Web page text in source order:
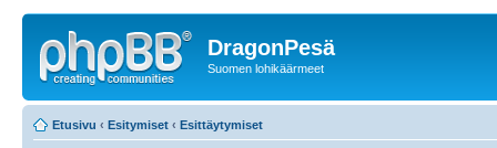
DragonPesä
Suomen lohikäärmeet
Etusivu ‹ Esitymiset ‹ Esittäytymiset